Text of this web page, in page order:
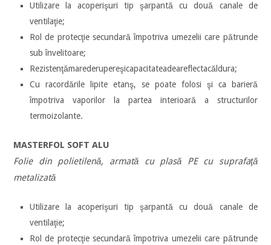
Utilizare la acoperişuri tip şarpantă cu două canale de
ventilaţie;
Rol de protecţie secundară împotriva umezelii care pătrunde
sub învelitoare;
Rezistenţămarederupereşicapacitateadeareflectacăldura;
Cu racordările lipite etanş, se poate folosi şi ca barieră
împotriva vaporilor la partea interioară a structurilor
termoizolante.
MASTERFOL SOFT ALU
Folie din polietilenă, armată cu plasă PE cu suprafaţă
metalizată
Utilizare la acoperişuri tip şarpantă cu două canale de
ventilaţie;
Rol de protecţie secundară împotriva umezelii care pătrunde